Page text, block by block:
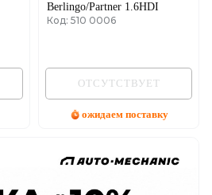
Berlingo/Partner 1.6HDI
Код: 510 0006
ОТСУТСТВУЕТ
ожидаем поставку